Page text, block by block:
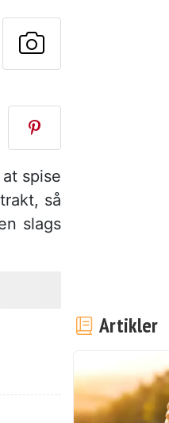
opskrift til en
denne side
et
Send dit
spise
så
slags
Artikler